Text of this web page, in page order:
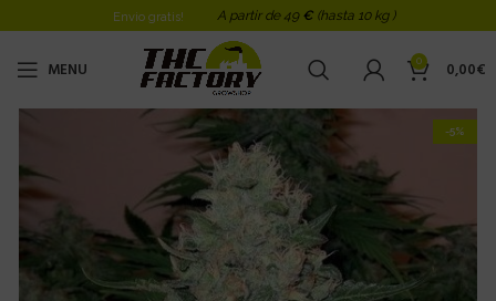
Envio gratis! A partir de 49 € (hasta 10 kg )
MENU 0 0,00€
-5%